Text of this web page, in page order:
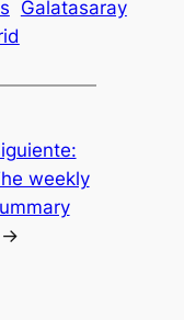
Galatasaray
weekly
→